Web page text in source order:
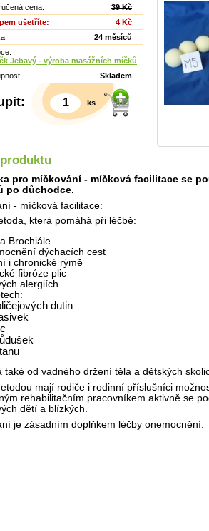
cena:
39 Kč
ušetříte:
4 Kč
24 měsíců
Jebavý - výroba masážních míčků
Skladem
ks
pro míčkování - míčková facilitace se
po důchodce.
- míčková facilitace:
která pomáhá při léčbě:
Brochiále
dýchacích cest
i chronické rýmě
fibróze plic
alergiích
dutin
také od vadného držení těla a dětských
mají rodiče i rodinní příslušníci
rehabilitačním pracovníkem aktivně se
dětí a blízkých.
je zásadním doplňkem léčby onemocnění.